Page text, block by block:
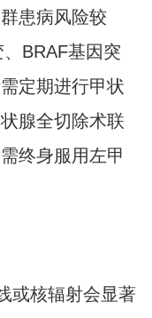
患病风险较
BRAF基因突
定期进行甲状
腺全切除术联
终身服用左甲
或核辐射会显著